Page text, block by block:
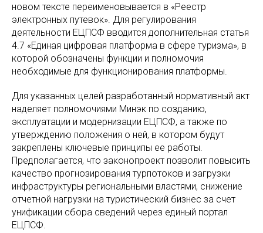
новом тексте переименовывается в «Реестр
электронных путевок». Для регулирования
деятельности ЕЦПСФ вводится дополнительная статья
4.7 «Единая цифровая платформа в сфере туризма», в
которой обозначены функции и полномочия
необходимые для функционирования платформы.
Для указанных целей разработанный нормативный акт
наделяет полномочиями Минэк по созданию,
эксплуатации и модернизации ЕЦПСФ, а также по
утверждению положения о ней, в котором будут
закреплены ключевые принципы ее работы.
Предполагается, что законопроект позволит повысить
качество прогнозирования турпотоков и загрузки
инфраструктуры региональными властями, снижение
отчетной нагрузки на туристический бизнес за счет
унификации сбора сведений через единый портал
ЕЦПСФ.